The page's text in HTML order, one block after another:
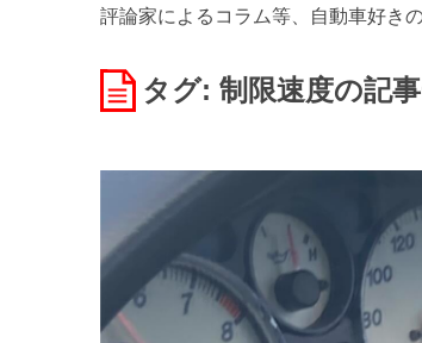
評論家によるコラム等、自動車好き
タグ: 制限速度の記